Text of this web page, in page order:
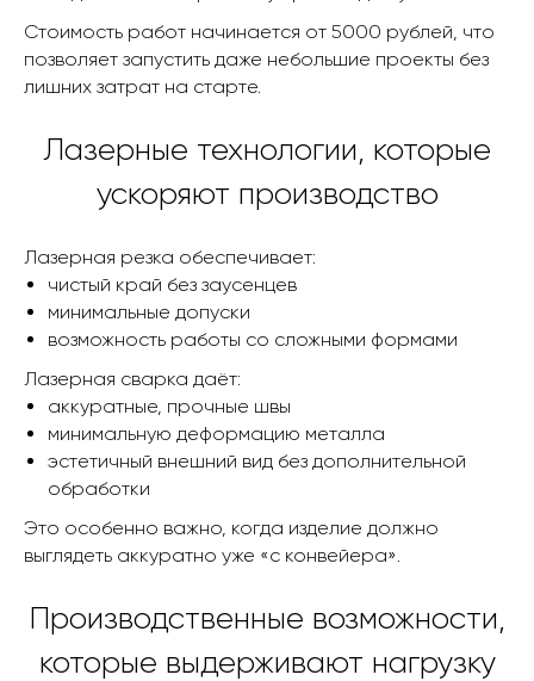
Стоимость работ начинается от 5000 рублей, что
позволяет запустить даже небольшие проекты без
лишних затрат на старте.
Лазерные технологии, которые
ускоряют производство
Лазерная резка обеспечивает:
чистый край без заусенцев
минимальные допуски
возможность работы со сложными формами
Лазерная сварка даёт:
аккуратные, прочные швы
минимальную деформацию металла
эстетичный внешний вид без дополнительной
обработки
Это особенно важно, когда изделие должно
выглядеть аккуратно уже «с конвейера».
Производственные возможности,
которые выдерживают нагрузку